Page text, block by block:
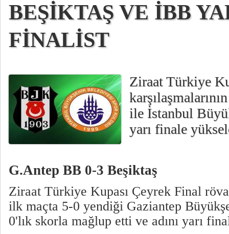
BEŞİKTAŞ VE İBB
FİNALİST
Ziraat Türkiye
ile İstanbul
yarı finale
G.Antep BB 0-3 Beşiktaş
Ziraat Türkiye Kupası Çeyrek Final
ilk maçta 5-0 yendiği Gaziantep
0'lık skorla mağlup etti ve adını yarı